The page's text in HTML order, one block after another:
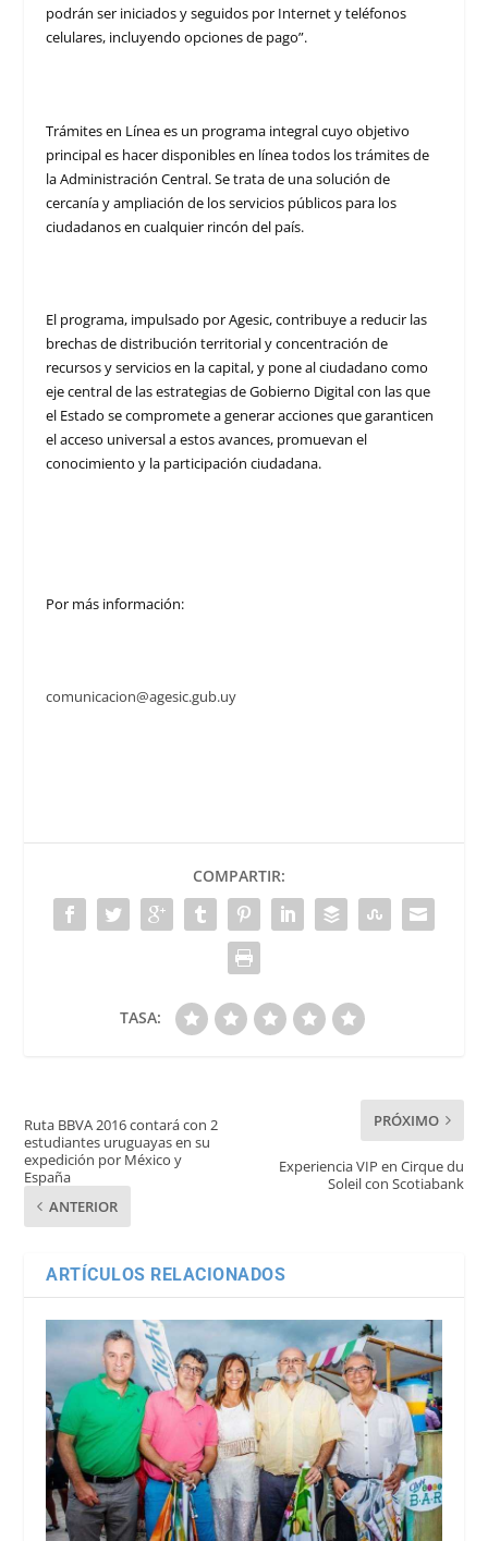
podrán ser iniciados y seguidos por Internet y teléfonos
celulares, incluyendo opciones de pago”.
Trámites en Línea es un programa integral cuyo objetivo
principal es hacer disponibles en línea todos los trámites de
la Administración Central. Se trata de una solución de
cercanía y ampliación de los servicios públicos para los
ciudadanos en cualquier rincón del país.
El programa, impulsado por Agesic, contribuye a reducir las
brechas de distribución territorial y concentración de
recursos y servicios en la capital, y pone al ciudadano como
eje central de las estrategias de Gobierno Digital con las que
el Estado se compromete a generar acciones que garanticen
el acceso universal a estos avances, promuevan el
conocimiento y la participación ciudadana.
Por más información:
comunicacion@agesic.gub.uy
COMPARTIR:
TASA:
Ruta BBVA 2016 contará con 2
estudiantes uruguayas en su
expedición por México y
España
ANTERIOR
PRÓXIMO
Experiencia VIP en Cirque du
Soleil con Scotiabank
ARTÍCULOS RELACIONADOS